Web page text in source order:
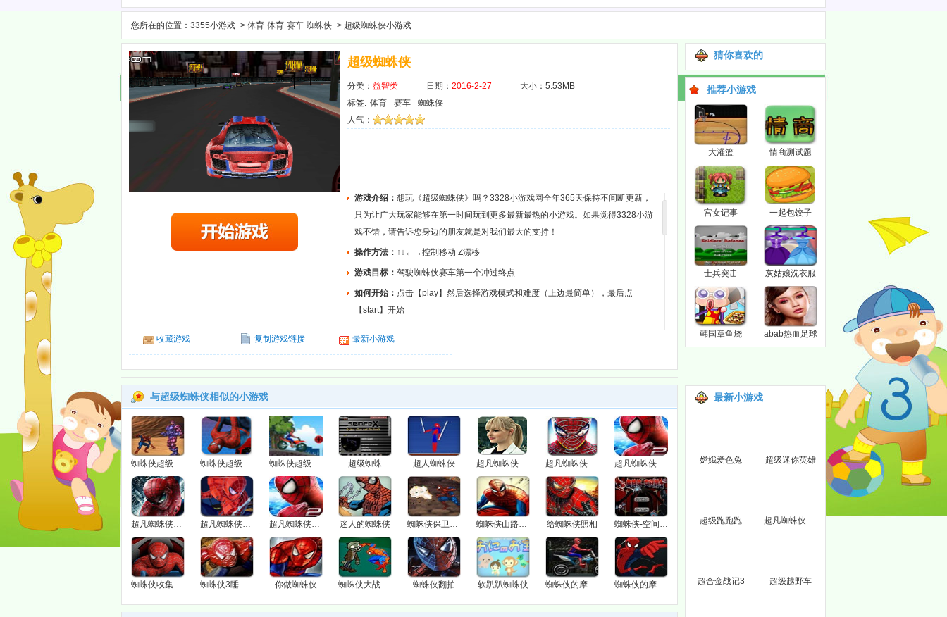
您所在的位置： 3355小游戏 > 体育 体育 赛车 蜘蛛侠 > 超级蜘蛛侠小游戏
超级蜘蛛侠
分类： 益智类 日期： 2016-2-27
大小：5.53MB
标签: 体育 赛车
蜘蛛侠
人气：
游戏介绍： 想玩《超级蜘蛛侠》吗？3328小游戏网全年365天保持不间断更新，
只为让广大玩家能够在第一时间玩到更多最新最热的小游戏。如果觉得3328小游
戏不错，请告诉您身边的朋友就是对我们最大的支持！
操作方法： ↑↓←→控制移动 Z漂移
游戏目标： 驾驶蜘蛛侠赛车第一个冲过终点
如何开始： 点击【play】然后选择游戏模式和难度（上边最简单），最后点
【start】开始
收藏游戏 复制游戏链接 最新小游戏
猜你喜欢的
推荐小游戏
大灌篮 情商测试题
宫女记事 一起包饺子
士兵突击 灰姑娘洗衣服
韩国章鱼烧 abab热血足球
与超级蜘蛛侠相似的小游戏
蜘蛛侠超级护卫 蜘蛛侠超级赛车 蜘蛛侠超级摩托 超级蜘蛛 超人蜘蛛侠 超凡蜘蛛侠寻物 超凡蜘蛛侠攀爬 超凡蜘蛛侠2找字母
超凡蜘蛛侠找茬 超凡蜘蛛侠拼图 超凡蜘蛛侠2天空回荡 迷人的蜘蛛侠 蜘蛛侠保卫家园 蜘蛛侠山路赛车 给蜘蛛侠照相 蜘蛛侠-空间射击
蜘蛛侠收集金币 蜘蛛侠3睡魔之塔 你做蜘蛛侠 蜘蛛侠大战僵尸无敌版 蜘蛛侠翻拍 软趴趴蜘蛛侠 蜘蛛侠的摩托车2 蜘蛛侠的摩托车
最新小游戏
嫦娥爱色兔 超级迷你英雄
超级跑跑跑 超凡蜘蛛侠2天空回荡
超合金战记3 超级越野车